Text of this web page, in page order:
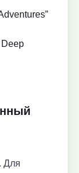
Deep
Для